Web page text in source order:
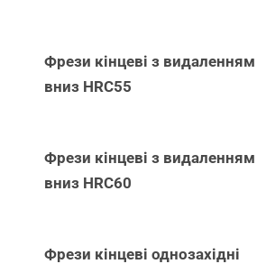
Фрези кінцеві з
вниз НRC55
Фрези кінцеві з
вниз НRC60
Фрези кінцеві однозахідні